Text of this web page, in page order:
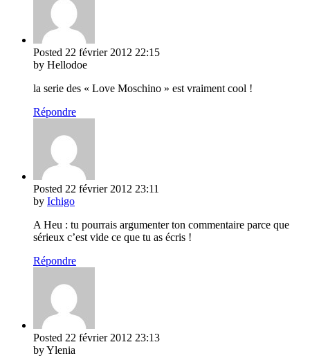
Posted 22 février 2012 22:15
by Hellodoe
la serie des « Love Moschino » est vraiment cool !
Répondre
Posted 22 février 2012 23:11
by Ichigo
A Heu : tu pourrais argumenter ton commentaire parce que
sérieux c’est vide ce que tu as écris !
Répondre
Posted 22 février 2012 23:13
by Ylenia